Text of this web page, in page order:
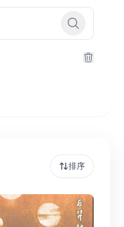
永久地址
排序